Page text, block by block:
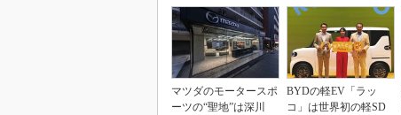
マツダのモータースポ
ーツの“聖地”は深川
BYDの軽EV「ラッ
コ」は世界初の軽SD